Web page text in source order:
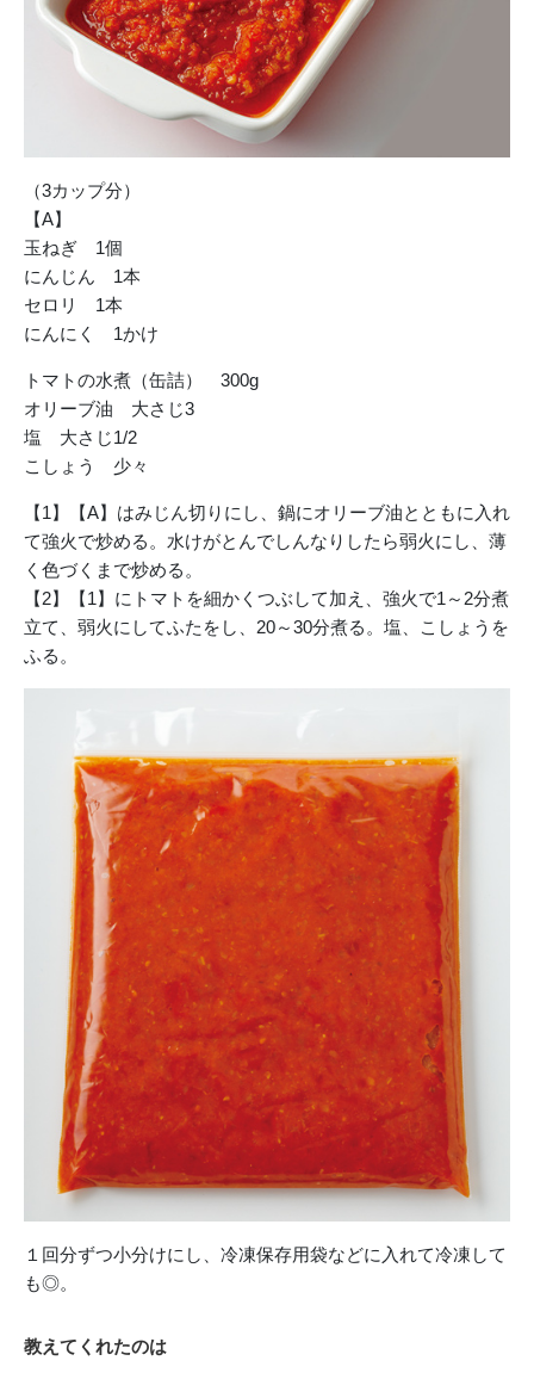
（3カップ分）
【A】
玉ねぎ 1個
にんじん 1本
セロリ 1本
にんにく 1かけ
トマトの水煮（缶詰） 300g
オリーブ油 大さじ3
塩 大さじ1/2
こしょう 少々
【1】【A】はみじん切りにし、鍋にオリーブ油とともに入れ
て強火で炒める。水けがとんでしんなりしたら弱火にし、薄
く色づくまで炒める。
【2】【1】にトマトを細かくつぶして加え、強火で1～2分煮
立て、弱火にしてふたをし、20～30分煮る。塩、こしょうを
ふる。
１回分ずつ小分けにし、冷凍保存用袋などに入れて冷凍して
も◎。
教えてくれたのは